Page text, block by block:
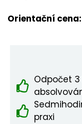
Orientační cena:
Odpočet
praxi